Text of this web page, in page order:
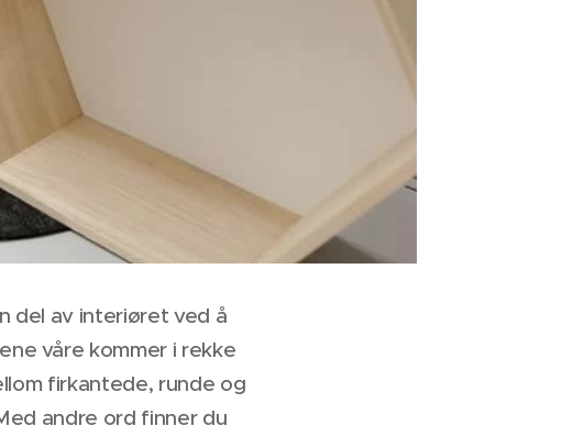
del av interiøret ved å
våre kommer i rekke
firkantede, runde og
andre ord finner du